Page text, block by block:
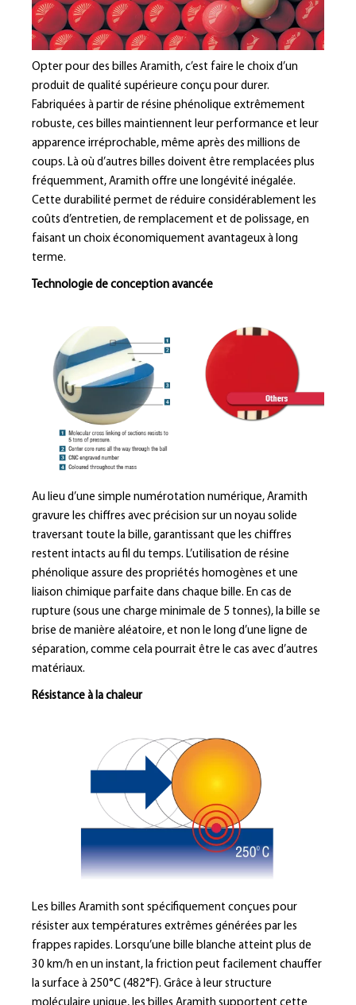
Opter pour des billes Aramith, c’est faire le choix d’un
produit de qualité supérieure conçu pour durer.
Fabriquées à partir de résine phénolique extrêmement
robuste, ces billes maintiennent leur performance et leur
apparence irréprochable, même après des millions de
coups. Là où d’autres billes doivent être remplacées plus
fréquemment, Aramith offre une longévité inégalée.
Cette durabilité permet de réduire considérablement les
coûts d’entretien, de remplacement et de polissage, en
faisant un choix économiquement avantageux à long
terme.
Technologie de conception avancée
Au lieu d’une simple numérotation numérique, Aramith
gravure les chiffres avec précision sur un noyau solide
traversant toute la bille, garantissant que les chiffres
restent intacts au fil du temps. L’utilisation de résine
phénolique assure des propriétés homogènes et une
liaison chimique parfaite dans chaque bille. En cas de
rupture (sous une charge minimale de 5 tonnes), la bille se
brise de manière aléatoire, et non le long d’une ligne de
séparation, comme cela pourrait être le cas avec d’autres
matériaux.
Résistance à la chaleur
Les billes Aramith sont spécifiquement conçues pour
résister aux températures extrêmes générées par les
frappes rapides. Lorsqu’une bille blanche atteint plus de
30 km/h en un instant, la friction peut facilement chauffer
la surface à 250°C (482°F). Grâce à leur structure